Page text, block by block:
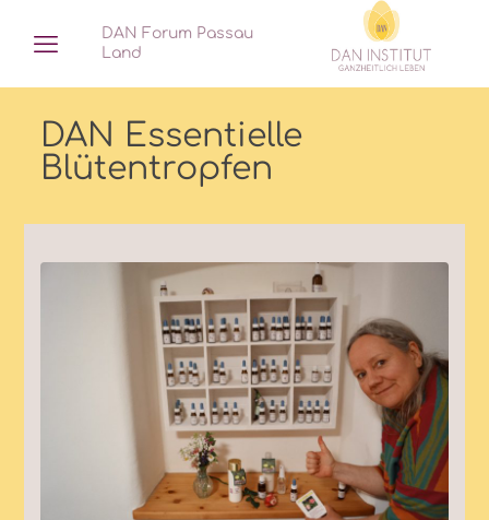
DAN Forum Passau
Land
DAN Essentielle
Blütentropfen